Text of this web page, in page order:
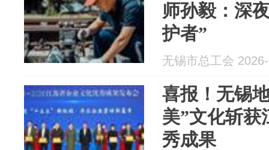
师孙毅：深
护者”
无锡市总工会
喜报！无锡
美”文化斩获
秀成果